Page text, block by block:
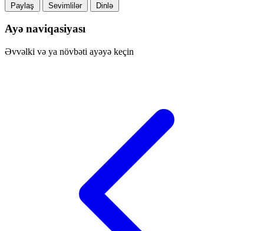
Paylaş Sevimlilər Dinlə
Ayə naviqasiyası
Əvvəlki və ya növbəti ayəyə keçin